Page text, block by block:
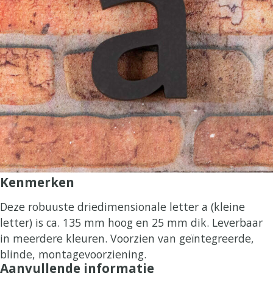
Kenmerken
Deze robuuste driedimensionale letter a (kleine
letter) is ca. 135 mm hoog en 25 mm dik. Leverbaar
in meerdere kleuren. Voorzien van geïntegreerde,
blinde, montagevoorziening.
Aanvullende informatie